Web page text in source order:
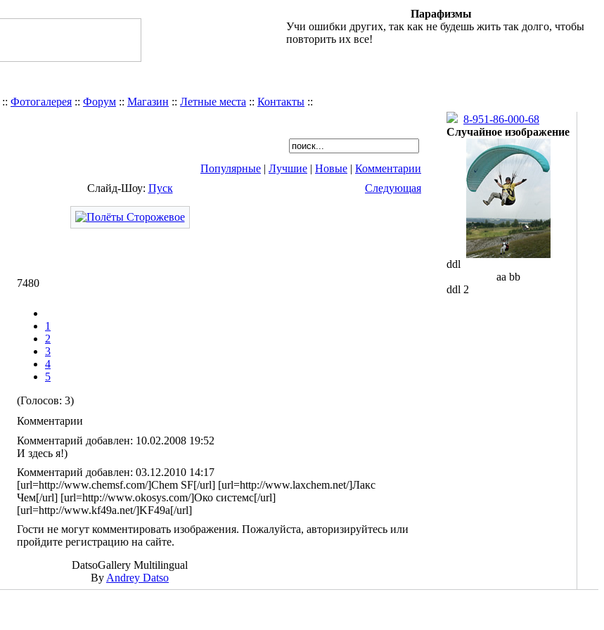
Парафизмы
Учи ошибки других, так как не будешь жить так долго, чтобы
повторить их все!
:: Фотогалерея :: Форум :: Магазин :: Летные места :: Контакты ::
Популярные | Лучшие | Новые | Комментарии
Слайд-Шоу: Пуск Следующая
7480
1
2
3
4
5
(Голосов: 3)
Комментарии
Комментарий добавлен: 10.02.2008 19:52
И здесь я!)
Комментарий добавлен: 03.12.2010 14:17
[url=http://www.chemsf.com/]Chem SF[/url] [url=http://www.laxchem.net/]Лакс
Чем[/url] [url=http://www.okosys.com/]Око системс[/url]
[url=http://www.kf49a.net/]KF49a[/url]
Гости не могут комментировать изображения. Пожалуйста, авторизируйтесь или
пройдите регистрацию на сайте.
DatsoGallery Multilingual
By Andrey Datso
8-951-86-000-68
Случайное изображение
ddl
aa bb
ddl 2